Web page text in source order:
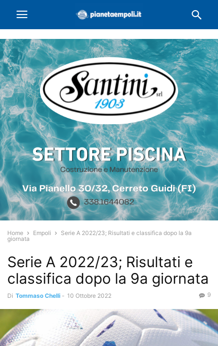
Home Empoli
Serie A 2022/23; Risultati e classifica dopo la 9a
giornata
Serie A 2022/23; Risultati e
classifica dopo la 9a giornata
Di Tommaso Chelli - 10 Ottobre 2022 9